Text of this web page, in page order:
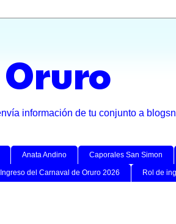
información de tu conjunto a
Anata Andino Caporales San Simon
del Carnaval de Oruro 2026 Rol de